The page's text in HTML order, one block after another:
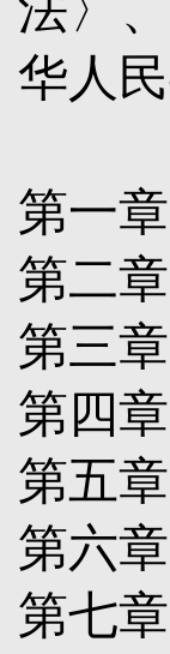
华人
第
第二
第三
第四
第五
第六
第七